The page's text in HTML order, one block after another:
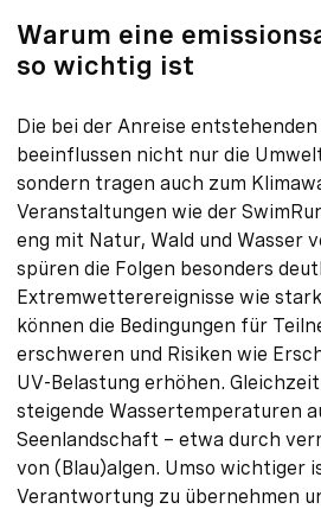
Warum eine
so wichtig ist
Die bei der Anreise entstehenden
beeinflussen nicht nur die
sondern tragen auch zum
Veranstaltungen wie der
eng mit Natur, Wald und Wasser
spüren die Folgen besonders
Extremwetterereignisse wie
können die Bedingungen für
erschweren und Risiken wie
UV-Belastung erhöhen.
steigende Wassertemperaturen
Seenlandschaft – etwa durch
von (Blau)algen. Umso wichtiger
Verantwortung zu übernehmen